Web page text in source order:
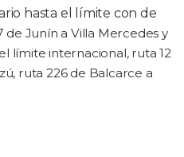
hasta el límite con de
de Junín a Villa Mercedes y
límite internacional, ruta 12
ruta 226 de Balcarce a